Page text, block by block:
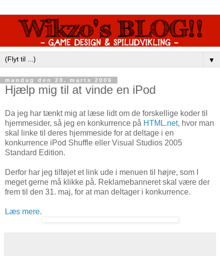
▼
mandag den 20. marts 2006
Hjælp mig til at vinde en iPod
Da jeg har tænkt mig at læse lidt om de forskellige koder til
hjemmesider, så jeg en konkurrence på HTML.net, hvor man
skal linke til deres hjemmeside for at deltage i en
konkurrence iPod Shuffle eller Visual Studios 2005
Standard Edition.
Derfor har jeg tilføjet et link ude i menuen til højre, som I
meget gerne må klikke på. Reklamebanneret skal være der
frem til den 31. maj, for at man deltager i konkurrence.
Læs mere.